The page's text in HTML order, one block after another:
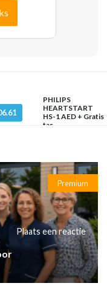
PHILIPS
HEARTSTART
HS-1 AED + Gratis
tas
Premium
Plaats een reactie